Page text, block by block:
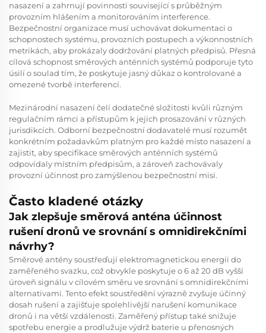
nasazení a zahrnují povinnosti související s průběžným
provozním hlášením a monitorováním interference.
Bezpečnostní organizace musí uchovávat dokumentaci o
schopnostech systému, provozních postupech a výkonnostních
metrikách, aby prokázaly dodržování platných předpisů. Přesná
cílová schopnost směrových anténních systémů podporuje tyto
úsilí o soulad tím, že poskytuje jasný důkaz o kontrolované a
omezené tvorbě interferencí.
Mezinárodní nasazení čelí dodatečné složitosti kvůli různým
regulačním rámci a přístupům k jejich prosazování v různých
jurisdikcích. Odborní bezpečnostní dodavatelé musí rozumět
konkrétním požadavkům platným pro každé místo nasazení a
zajistit, aby specifikace směrových anténních systémů
odpovídaly místním předpisům, a zároveň zachovávaly
provozní účinnost pro zamýšlenou bezpečnostní misi.
Často kladené otázky
Jak zlepšuje směrová anténa účinnost
rušení dronů ve srovnání s omnidirekčními
návrhy?
Směrové antény soustřeďují elektromagnetickou energii do
zaměřeného svazku, což obvykle poskytuje o 6 až 20 dB vyšší
úroveň signálu v cílovém směru ve srovnání s omnidirekčními
alternativami. Tento efekt soustředění výrazně zvyšuje účinný
dosah rušení a zajišťuje spolehlivější narušení komunikace
dronů i na větší vzdálenosti. Zaměřený přístup také snižuje
spotřebu energie a prodlužuje výdrž baterie u přenosných